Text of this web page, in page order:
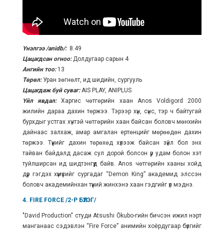
Үнэлгээ/anidb/: 8.49
Цацагдсан огноо:Долдугаар сарын 4
Ангийн тоо:13
Төрөл:Уран зөгнөлт, ид шидийн, сургууль
Цацагдаж буй суваг:AIS PLAY, ANIPLUS
Үйл явдал:Харгис чөтгөрийн хаан Anos Voldigord 2000
жилийн дараа дахин төржээ. Тэрээр хүн, сүнс, тэр ч байтугай
бурхдыг устгах хүчтэй чөтгөрийн хаан байсан боловч мөнхийн
дайнаас залхаж, амар амгалан ертөнцийг мөрөөдөн дахин
төржээ. Түүнийг дахин төрөхөд хүлээж байсан зүйл бол энх
тайван байдалд дасаж сул дорой болсон үр удам болон хэт
туйлширсан ид шидтэнгүүд байв. Anos чөтгөрийн хааны хойд
дүр гэгдэх хүмүүсийг сургадаг “Demon King” академид элссэн
боловч академийнхан түүний жинхэнэ хаан гэдгийг үл мэднэ.
4. FIRE FORCE /2-Р БҮЛЭГ/
" David Production" студиAtsushi Ōkubo-гийн бичсэн ижил нэрт
манганаас сэдэвлэн “Fire Force” анимийн хоёрдугаар бүлгийг